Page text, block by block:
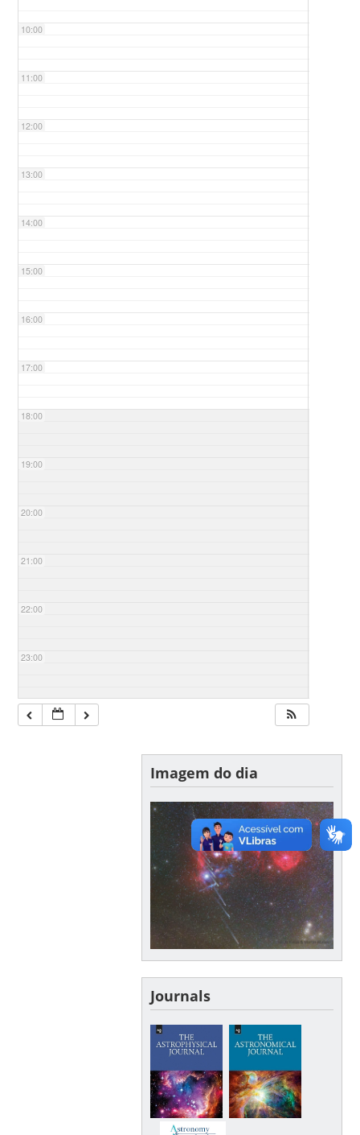
10:00
11:00
12:00
13:00
14:00
15:00
16:00
17:00
18:00
19:00
20:00
21:00
22:00
23:00
Imagem do dia
Journals